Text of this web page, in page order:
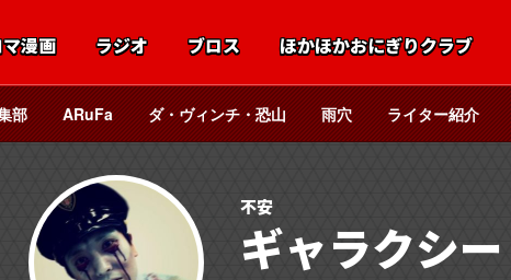
漫画 ラジオ ブロス ほかほかおにぎりクラブ
部 ARuFa ダ・ヴィンチ・恐山 雨穴 ライター紹介
不安
ギャラクシー